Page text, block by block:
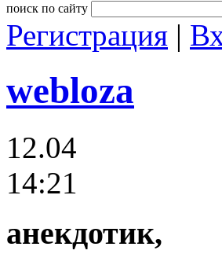
поиск по сайту
Регистрация |
webloza
12.04
14:21
анекдотик,